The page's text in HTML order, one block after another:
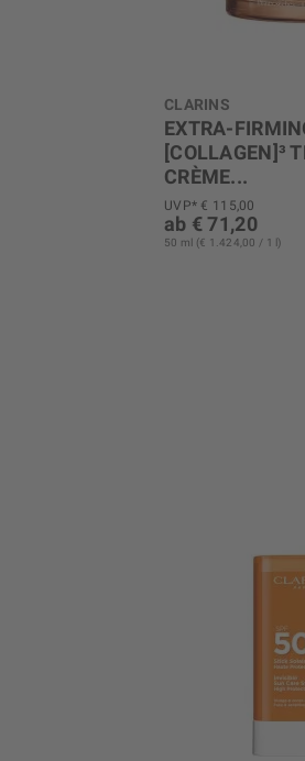
CLARINS
EXTRA-
[COLLAGEN]³
CRÈME...
Extra-Firming 40+
UVP* € 115,00
ab € 71,20
50 ml (€ 1.424,00 / 1 l)